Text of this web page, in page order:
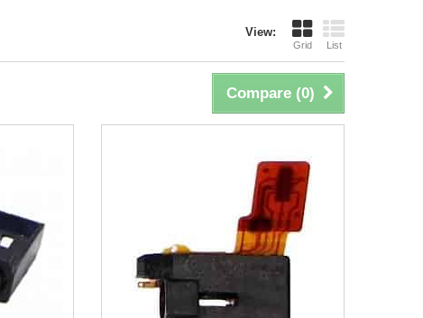
View:
Grid List
Compare (0)